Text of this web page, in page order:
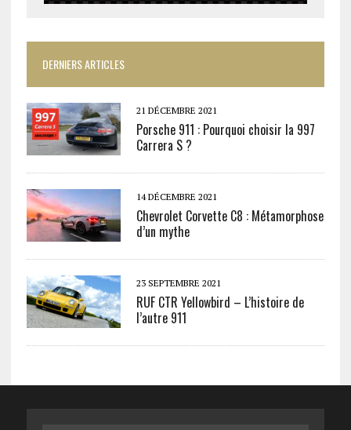
DERNIERS ARTICLES
21 DÉCEMBRE 2021
Porsche 911 : Pourquoi choisir la 997
Carrera S ?
14 DÉCEMBRE 2021
Chevrolet Corvette C8 : Métamorphose
d’un mythe
23 SEPTEMBRE 2021
RUF CTR Yellowbird – L’histoire de
l’autre 911